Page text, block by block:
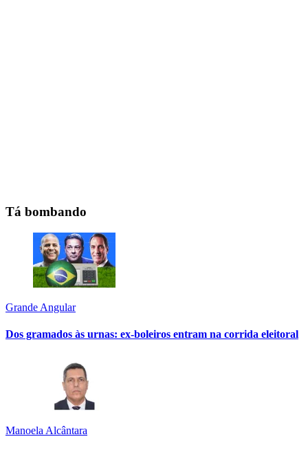
Tá bombando
Grande Angular
Dos gramados às urnas: ex-boleiros entram na corrida eleitoral
Manoela Alcântara